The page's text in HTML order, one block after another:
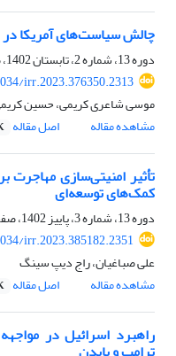
چالش سیاست‌های آمریکا در
دوره 13، شماره 2، تابستان 1402، صفحه
irr.2023.376350.2313
موسی شاعری کریمی، حسین
مشاهده مقاله
اصل مقاله
تأثیر امنیتی‌سازی مهاجرت
کمک‌های توسعه‌ای
دوره 13، شماره 3، پاییز 1402، صفحه
irr.2023.385182.2351
علی صباغیان، راج دیپ سینگ
مشاهده مقاله
اصل مقاله
راهبرد اسرائیل در